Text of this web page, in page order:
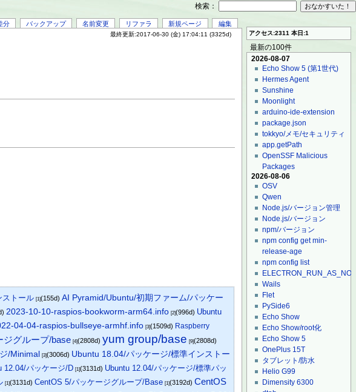
分 バックアップ 名前変更 リファラ 新規ページ 編集
最終更新:2017-06-30 (金) 17:04:11 (3325d)
ストール [1](155d)AI Pyramid/Ubuntu/初期ファーム/パッケー
2023-10-10-raspios-bookworm-arm64.info [2](996d) Ubuntu
04-04-raspios-bullseye-armhf.info [3](1509d) Raspberry
ジグループ/base [4](2808d)yum group/base [9](2808d)
/Minimal [3](3006d) Ubuntu 18.04/パッケージ/標準インストー
12.04/パッケージ/D [1](3131d) Ubuntu 12.04/パッケージ/標準パッ
[1](3131d)CentOS 5/パッケージグループ/Base [1](3192d)CentOS
アクセス:2311 本日:1
最新の100件
2026-08-07
Echo Show 5 (第1世代)
Hermes Agent
Sunshine
Moonlight
arduino-ide-extension
package.json
tokkyo/メモ/セキュリティ
app.getPath
OpenSSF Malicious
Packages
2026-08-06
OSV
Qwen
Node.js/バージョン管理
Node.js/バージョン
npm/バージョン
npm config get min-
release-age
npm config list
Wails
Flet
PySide6
Echo Show
Echo Show/root化
Echo Show 5
OnePlus 15T
タブレット/防水
Helio G99
Dimensity 6300
検索：